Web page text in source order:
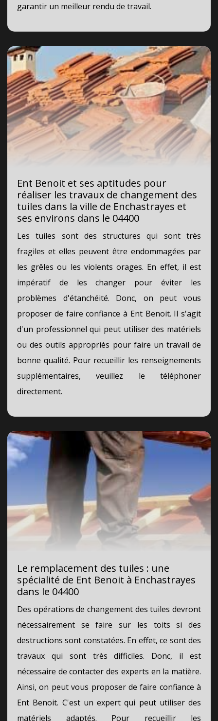
garantir un meilleur rendu de travail.
Ent Benoit et ses aptitudes pour
réaliser les travaux de changement des
tuiles dans la ville de Enchastrayes et
ses environs dans le 04400
Les tuiles sont des structures qui sont très
fragiles et elles peuvent être endommagées par
les grêles ou les violents orages. En effet, il est
impératif de les changer pour éviter les
problèmes d'étanchéité. Donc, on peut vous
proposer de faire confiance à Ent Benoit. Il s'agit
d'un professionnel qui peut utiliser des matériels
ou des outils appropriés pour faire un travail de
bonne qualité. Pour recueillir les renseignements
supplémentaires, veuillez le téléphoner
directement.
Le remplacement des tuiles : une
spécialité de Ent Benoit à Enchastrayes
dans le 04400
Des opérations de changement des tuiles devront
nécessairement se faire sur les toits si des
destructions sont constatées. En effet, ce sont des
travaux qui sont très difficiles. Donc, il est
nécessaire de contacter des experts en la matière.
Ainsi, on peut vous proposer de faire confiance à
Ent Benoit. C'est un expert qui peut utiliser des
matériels adaptés. Pour recueillir les